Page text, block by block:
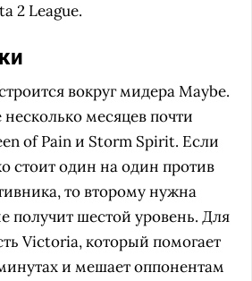
2 League.
вокруг мидера Maybe.
месяцев почти
of Pain и Storm Spirit. Если
стоит один на один против
то второму нужна
получит шестой уровень. Для
Victoria, который помогает
и мешает оппонентам